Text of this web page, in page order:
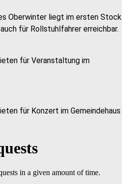
Oberwinter liegt im ersten Stock
für Rollstuhlfahrer erreichbar.